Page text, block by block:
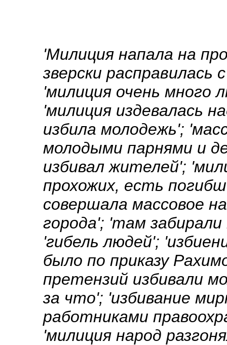
'Милиция напала на
зверски
'милиция очень много
'милиция издевалась
избила молодежь';
молодыми парнями и
избивал жителей';
прохожих, есть
совершала массовое
города'; 'там забирали
'гибель людей';
было по приказу
претензий избивали
за что'; 'избивание
работниками
'милиция народ